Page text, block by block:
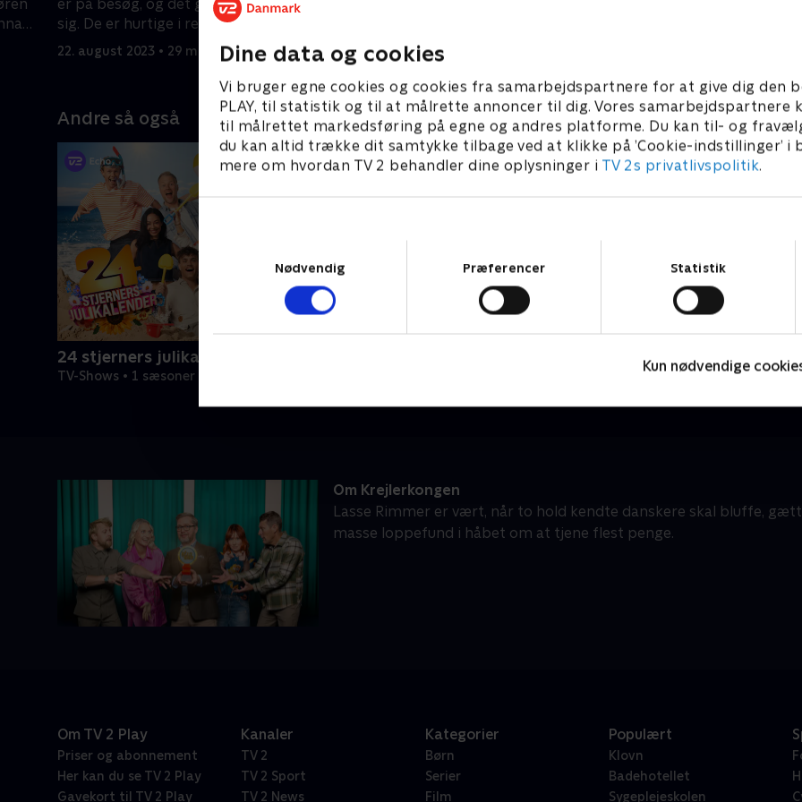
Dine data og cookies
Vi bruger egne cookies og cookies fra samarbejdspartnere for at give dig den
PLAY, til statistik og til at målrette annoncer til dig. Vores samarbejdspartnere
til målrettet markedsføring på egne og andres platforme. Du kan til- og
du kan altid trække dit samtykke tilbage ved at klikke på ’Cookie-indstillinger’ i
mere om hvordan TV 2 behandler dine oplysninger i TV 2s privatlivspolitik.
Nødvendig
Præferencer Statistik
Kun nødvendige
er på besøg, og det går ikke stille for
sig. De er hurtige i replikken
22. august 2023 • 29 min 23. august 2023 • 29 min
Andre så også
24 stjerners julikalender
TV-Shows • 1 sæsoner
Hvem vil være millionær? Classic
Om Krejlerkongen
Lasse Rimmer er vært, når to hold kendte danskere skal bluffe,
masse loppefund i håbet om at tjene flest penge.
Om TV 2 Play
Priser og abonnement
Her kan du se TV 2 Play
Gavekort til TV 2 Play
Kanaler
TV 2
TV 2 Sport
TV 2 News
Kategorier
Børn
Serier
Film
Populært
Klovn
Badehotellet
Sygeplejeskolen